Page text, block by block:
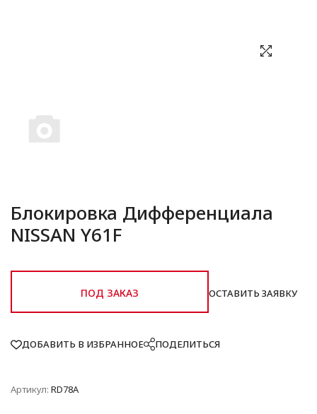
Блокировка Дифференциала
NISSAN Y61F
ПОД ЗАКАЗ ОСТАВИТЬ ЗАЯВКУ
ДОБАВИТЬ В ИЗБРАННОЕ ПОДЕЛИТЬСЯ
Артикул: RD78A